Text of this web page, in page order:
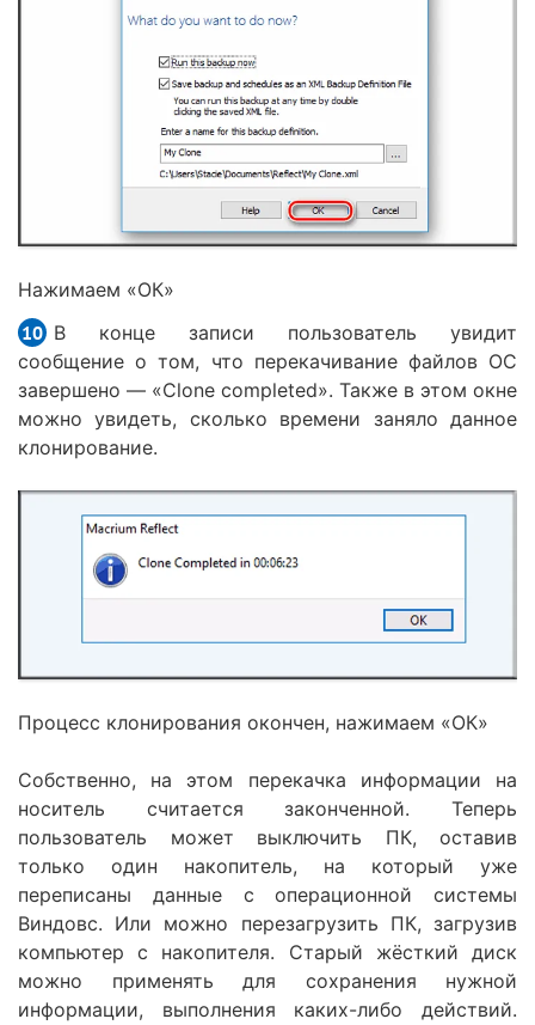
Нажимаем «ОК»
В конце записи пользователь увидит
сообщение о том, что перекачивание файлов ОС
завершено — «Clone completed». Также в этом окне
можно увидеть, сколько времени заняло данное
клонирование.
Процесс клонирования окончен, нажимаем «ОК»
Собственно, на этом перекачка информации на
носитель считается законченной. Теперь
пользователь может выключить ПК, оставив
только один накопитель, на который уже
переписаны данные с операционной системы
Виндовс. Или можно перезагрузить ПК, загрузив
компьютер с накопителя. Старый жёсткий диск
можно применять для сохранения нужной
информации, выполнения каких-либо действий.